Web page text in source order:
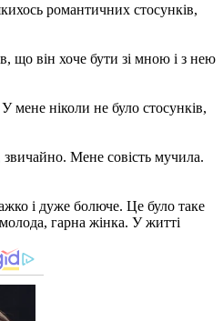
романтичних стосунків,
що він хоче бути зі мною і з нею
мене ніколи не було стосунків,
Мене совість мучила.
і дуже болюче. Це було таке
гарна жінка. У житті